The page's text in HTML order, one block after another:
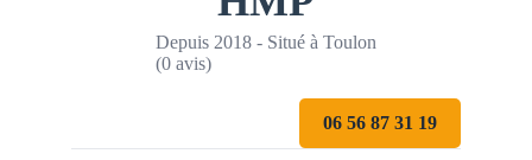
Depuis 2018 - Situé à Toulon
(0 avis)
06 56 87 31 19